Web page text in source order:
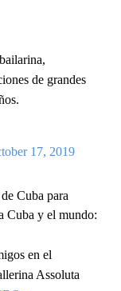
de grandes
17, 2019
Cuba para
Cuba y el mundo:
en el
Assoluta